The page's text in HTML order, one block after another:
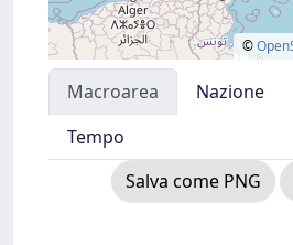
©
Macroarea Nazione
Tempo
Salva come PNG